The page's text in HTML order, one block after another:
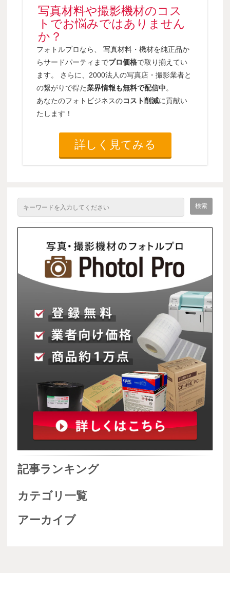
写真材料や撮影機材のコス
トでお悩みではありません
か？
フォトルプロなら、 写真材料・機材を純正品か
らサードパーティまでプロ価格で取り揃えてい
ます。 さらに、2000法人の写真店・撮影業者と
の繋がりで得た業界情報も無料で配信中。
あなたのフォトビジネスのコスト削減に貢献い
たします！
詳しく見てみる
記事ランキング
カテゴリ一覧
アーカイブ